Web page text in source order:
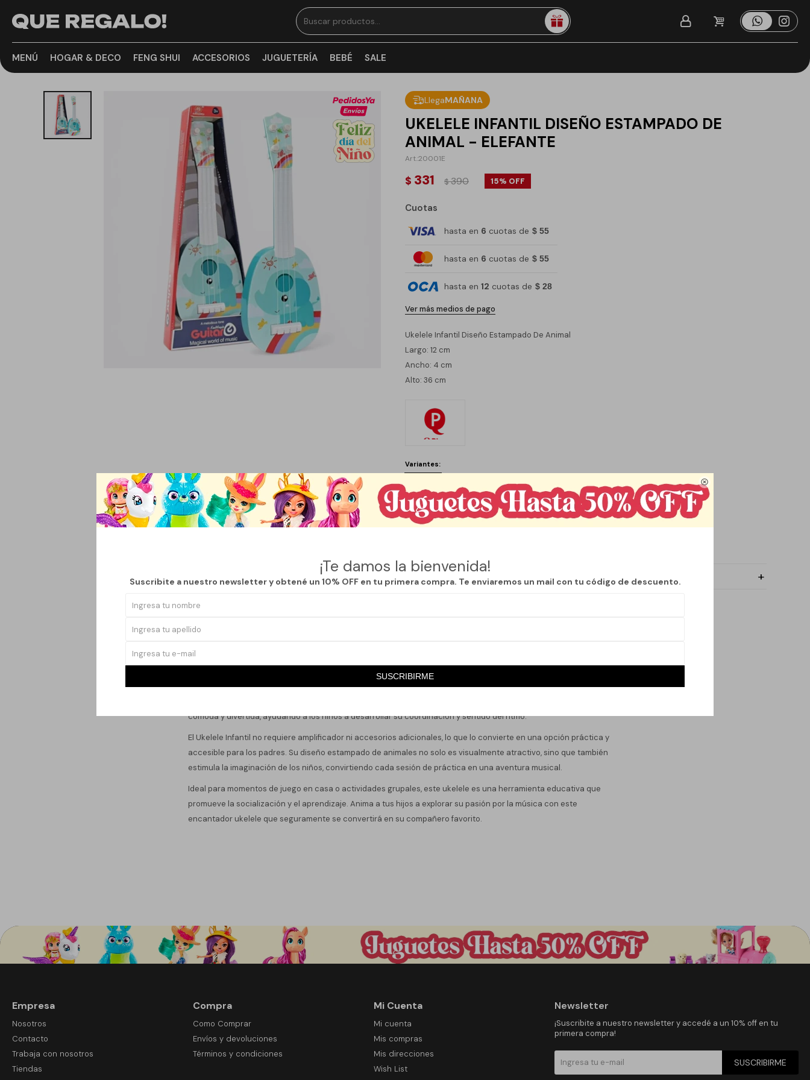

¡Te damos la bienvenida!
Suscribite a nuestro newsletter y obtené un 10% OFF en tu primera compra. Te enviaremos un mail con tu código de descuento.
SUSCRIBIRME
MENÚ HOGAR & DECO FENG SHUI ACCESORIOS JUGUETERÍA BEBÉ SALE
LlegaMAÑANA
UKELELE INFANTIL DISEÑO ESTAMPADO DE
ANIMAL - ELEFANTE
20001E
$ 331 $390 15
Cuotas
hasta en 6 cuotas de $ 55
hasta en 6 cuotas de $ 55
hasta en 12 cuotas de $ 28
Ver más medios de pago
Ukelele Infantil Diseño Estampado De Animal
Largo: 12 cm
Ancho: 4 cm
Alto: 36 cm
Variantes:
Fabricado en madera, este instrumento cuenta con dimensiones ideales: 36 cm de altura, 12 cm de largo y 4 cm de
cómoda y divertida, ayudando a los niños a desarrollar su coordinación y sentido del ritmo.
El Ukelele Infantil no requiere amplificador ni accesorios adicionales, lo que lo convierte en una opción práctica y
accesible para los padres. Su diseño estampado de animales no solo es visualmente atractivo, sino que también
estimula la imaginación de los niños, convirtiendo cada sesión de práctica en una aventura musical.
Ideal para momentos de juego en casa o actividades grupales, este ukelele es una herramienta educativa que
promueve la socialización y el aprendizaje. Anima a tus hijos a explorar su pasión por la música con este
encantador ukelele que seguramente se convertirá en su compañero favorito.
Empresa
Nosotros
Contacto
Trabaja con nosotros
Tiendas
Compra
Como Comprar
Envíos y devoluciones
Términos y condiciones
Mi Cuenta
Mi cuenta
Mis compras
Mis direcciones
Wish List
Newsletter
¡Suscribite a nuestro newsletter y accedé a un 10% off en tu
primera compra!
SUSCRIBIRME